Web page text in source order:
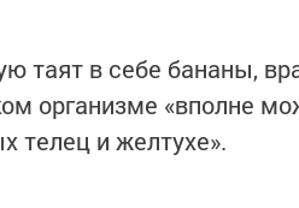
таят в себе бананы,
организме «вполне
телец и желтухе».